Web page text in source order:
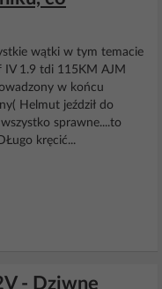
wątki w tym temacie
IV 1.9 tdi 115KM AJM
w końcu
Helmut jeździł do
sprawne....to
kręcić...
- Dziwne